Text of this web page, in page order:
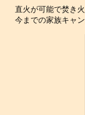
直火が可能で焚き
今までの家族キャ